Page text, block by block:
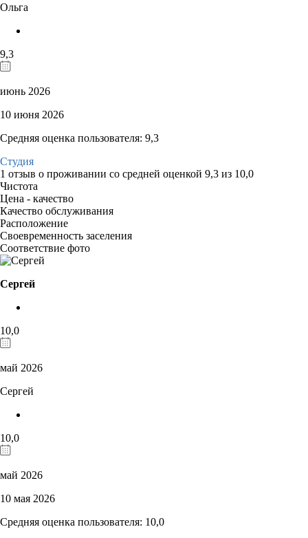
Ольга
9,3
июнь 2026
10 июня 2026
Средняя оценка пользователя: 9,3
Студия
1 отзыв о проживании со средней оценкой 9,3 из 10,0
Чистота
Цена - качество
Качество обслуживания
Расположение
Своевременность заселения
Соответствие фото
Сергей
10,0
май 2026
Сергей
10,0
май 2026
10 мая 2026
Средняя оценка пользователя: 10,0